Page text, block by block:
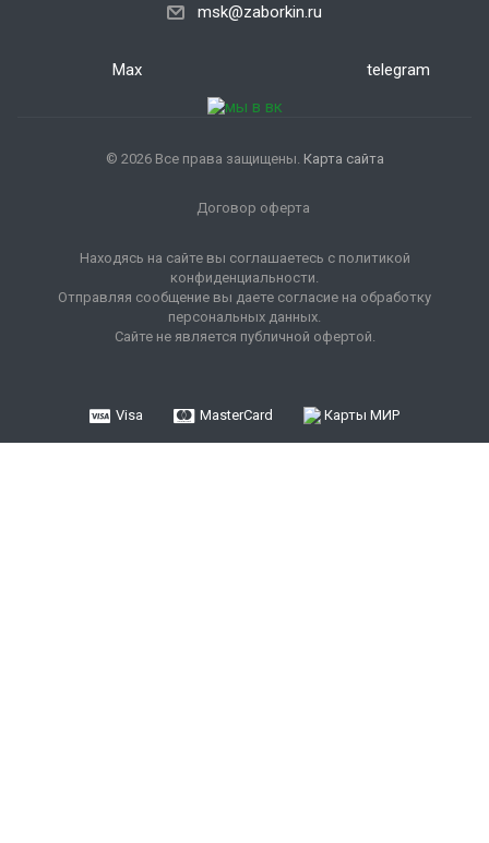
msk@zaborkin.ru
Max telegram
© 2026 Все права защищены. Карта сайта
Договор оферта
Находясь на сайте вы соглашаетесь с политикой
конфиденциальности.
Отправляя сообщение вы даете согласие на обработку
персональных данных.
Сайте не является публичной офертой.
Visa MasterCard Карты МИР